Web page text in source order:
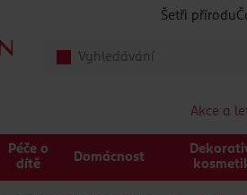
Šetři přírodu
Akce a
Péče o
dítě
Domácnost